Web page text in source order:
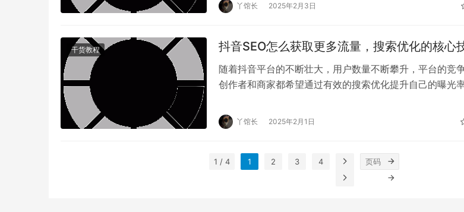
丫馆长 2025年2月3日
干货教程 抖音SEO怎么获取更多流量，搜索优化的核心
随着抖音平台的不断壮大，用户数量不断攀升，平台的竞
创作者和商家都希望通过有效的搜索优化提升自己的曝光
丫馆长 2025年2月1日
1 / 4 1 2 3 4